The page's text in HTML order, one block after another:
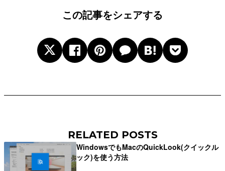
この記事をシェアする
RELATED POSTS
WindowsでもMacのQuickLook(クイックル
ック)を使う方法